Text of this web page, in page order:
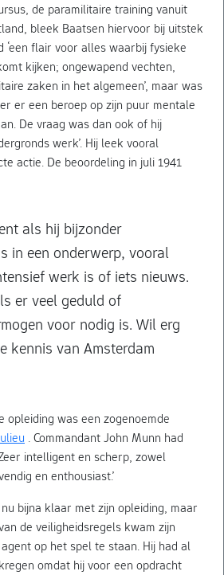
de paramilitaire training vanuit
bleek Baatsen hiervoor bij uitstek
‘een flair voor alles waarbij fysieke
kijken; ongewapend vechten,
zaken in het algemeen’, maar was
er een beroep op zijn puur mentale
De vraag was dan ook of hij
werk’. Hij leek vooral
actie. De beoordeling in juli 1941
als hij bijzonder
in een onderwerp, vooral
werk is of iets nieuws.
er veel geduld of
voor nodig is. Wil erg
kennis van Amsterdam
opleiding was een zogenoemde
. Commandant John Munn had
intelligent en scherp, zowel
en enthousiast.’
bijna klaar met zijn opleiding, maar
de veiligheidsregels kwam zijn
op het spel te staan. Hij had al
omdat hij voor een opdracht